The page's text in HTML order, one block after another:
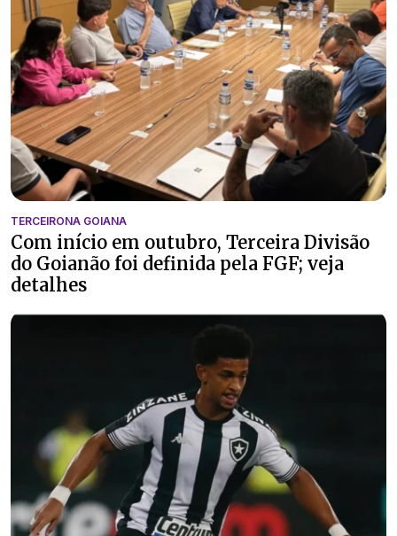
TERCEIRONA GOIANA
Com início em outubro, Terceira Divisão
do Goianão foi definida pela FGF; veja
detalhes